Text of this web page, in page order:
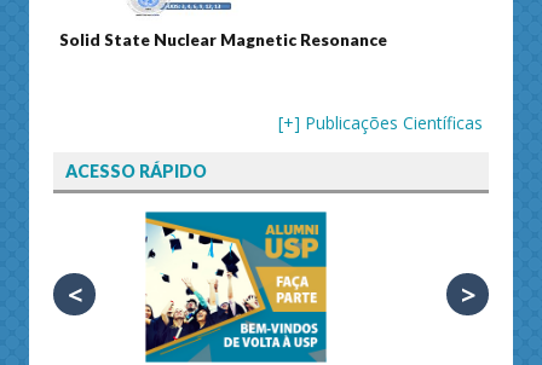
Solid State Nuclear Magnetic Resonance
[+] Publicações Científicas
ACESSO RÁPIDO
< >